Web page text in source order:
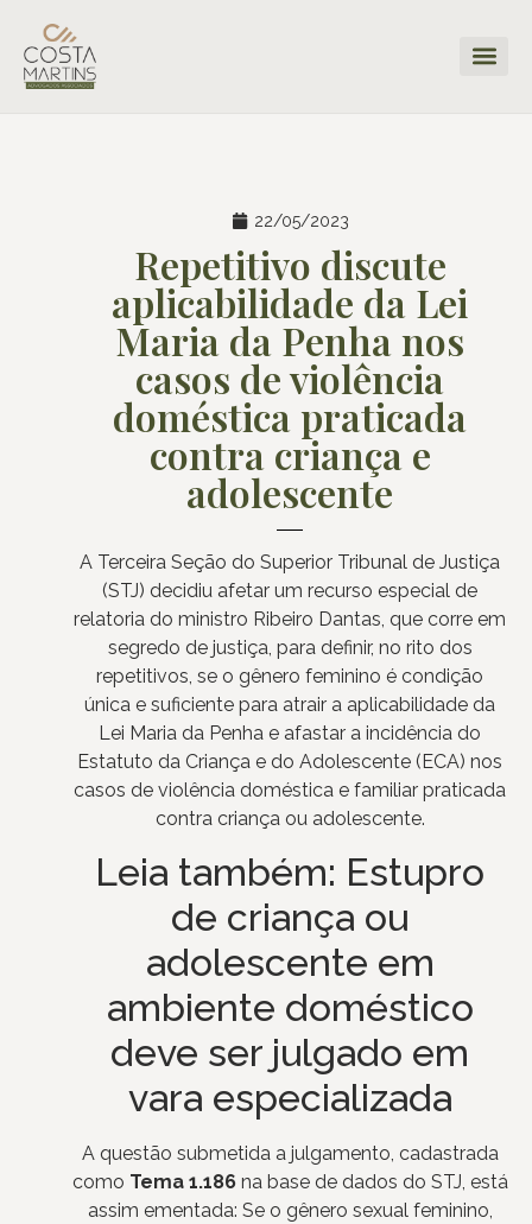
22/05/2023
Repetitivo discute
aplicabilidade da Lei
Maria da Penha nos
casos de violência
doméstica praticada
contra criança e
adolescente
A Terceira Seção do Superior Tribunal de Justiça
(STJ) decidiu afetar um recurso especial de
relatoria do ministro Ribeiro Dantas, que corre em
segredo de justiça, para definir, no rito dos
repetitivos, se o gênero feminino é condição
única e suficiente para atrair a aplicabilidade da
Lei Maria da Penha e afastar a incidência do
Estatuto da Criança e do Adolescente (ECA) nos
casos de violência doméstica e familiar praticada
contra criança ou adolescente.
Leia também: Estupro
de criança ou
adolescente em
ambiente doméstico
deve ser julgado em
vara especializada
A questão submetida a julgamento, cadastrada
como Tema 1.186na base de dados do STJ, está
assim ementada: Se o gênero sexual feminino,